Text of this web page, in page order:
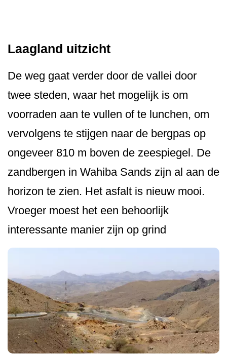
Laagland uitzicht
De weg gaat verder door de vallei door
twee steden, waar het mogelijk is om
voorraden aan te vullen of te lunchen, om
vervolgens te stijgen naar de bergpas op
ongeveer 810 m boven de zeespiegel. De
zandbergen in Wahiba Sands zijn al aan de
horizon te zien. Het asfalt is nieuw mooi.
Vroeger moest het een behoorlijk
interessante manier zijn op grind